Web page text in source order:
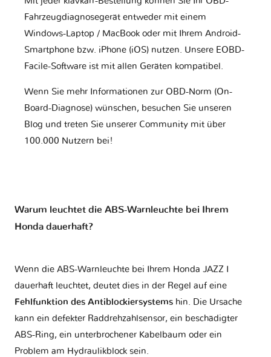
Fahrzeugdiagnosegerät entweder mit einem
Windows-Laptop / MacBook oder mit Ihrem Android-
Smartphone bzw. iPhone (iOS) nutzen. Unsere EOBD-
Facile-Software ist mit allen Geräten kompatibel.
Wenn Sie mehr Informationen zur OBD-Norm (On-
Board-Diagnose) wünschen, besuchen Sie unseren
Blog und treten Sie unserer Community mit über
100.000 Nutzern bei!
Warum leuchtet die ABS-Warnleuchte bei Ihrem
Honda dauerhaft?
Wenn die ABS-Warnleuchte bei Ihrem Honda JAZZ I
dauerhaft leuchtet, deutet dies in der Regel auf eine
Fehlfunktion des Antiblockiersystems hin. Die Ursache
kann ein defekter Raddrehzahlsensor, ein beschädigter
ABS-Ring, ein unterbrochener Kabelbaum oder ein
Problem am Hydraulikblock sein.